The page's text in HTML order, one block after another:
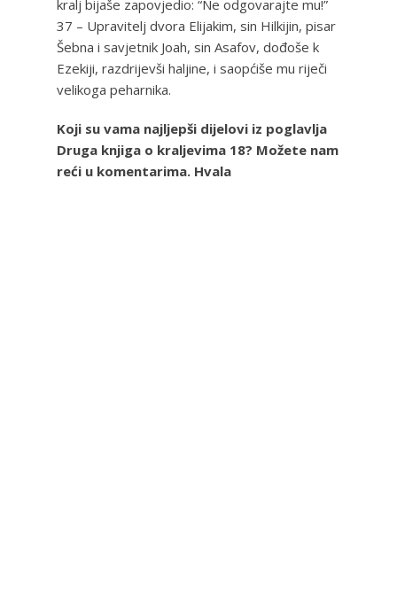
kralj bijaše zapovjedio: “Ne odgovarajte mu!”
37 – Upravitelj dvora Elijakim, sin Hilkijin, pisar
Šebna i savjetnik Joah, sin Asafov, dođoše k
Ezekiji, razdrijevši haljine, i saopćiše mu riječi
velikoga peharnika.
Koji su vama najljepši dijelovi iz poglavlja
Druga knjiga o kraljevima 18? Možete nam
reći u komentarima. Hvala